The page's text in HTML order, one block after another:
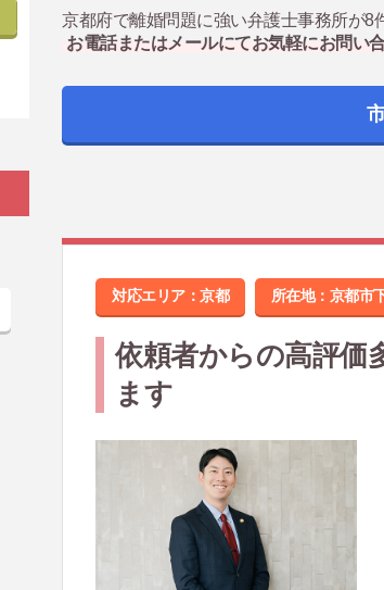
京都府で離婚問題に強い弁護士事務所が8
お電話またはメールにてお気軽にお問い
対応エリア：京都 所在地： 京都市
依頼者からの高評価
ます